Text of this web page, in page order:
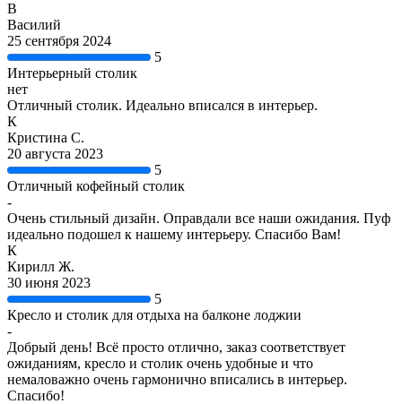
В
Василий
25 сентября 2024
5
Интерьерный столик
нет
Отличный столик. Идеально вписался в интерьер.
К
Кристина С.
20 августа 2023
5
Отличный кофейный столик
-
Очень стильный дизайн. Оправдали все наши ожидания. Пуф
идеально подошел к нашему интерьеру. Спасибо Вам!
К
Кирилл Ж.
30 июня 2023
5
Кресло и столик для отдыха на балконе лоджии
-
Добрый день! Всё просто отлично, заказ соответствует
ожиданиям, кресло и столик очень удобные и что
немаловажно очень гармонично вписались в интерьер.
Спасибо!